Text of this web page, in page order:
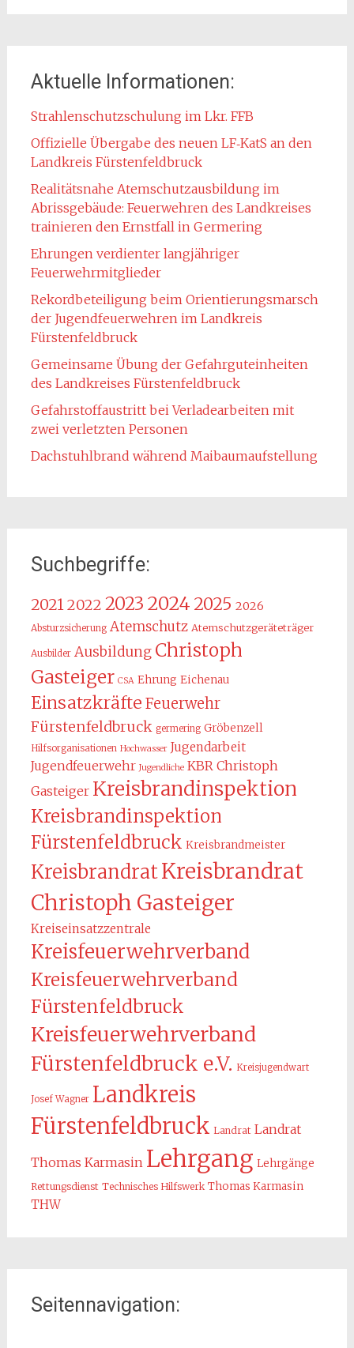
Aktuelle Informationen:
Strahlenschutzschulung im Lkr. FFB
Offizielle Übergabe des neuen LF‑KatS an den
Landkreis Fürstenfeldbruck
Realitätsnahe Atemschutzausbildung im
Abrissgebäude: Feuerwehren des Landkreises
trainieren den Ernstfall in Germering
Ehrungen verdienter langjähriger
Feuerwehrmitglieder
Rekordbeteiligung beim Orientierungsmarsch
der Jugendfeuerwehren im Landkreis
Fürstenfeldbruck
Gemeinsame Übung der Gefahrguteinheiten
des Landkreises Fürstenfeldbruck
Gefahrstoffaustritt bei Verladearbeiten mit
zwei verletzten Personen
Dachstuhlbrand während Maibaumaufstellung
Suchbegriffe:
20212022 2023 2024 2025 2026
Absturzsicherung Atemschutz Atemschutzgeräteträger
Ausbilder Ausbildung Christoph
Gasteiger CSA Ehrung Eichenau
Einsatzkräfte Feuerwehr
Fürstenfeldbruck germering Gröbenzell
Hilfsorganisationen Hochwasser Jugendarbeit
Jugendfeuerwehr Jugendliche KBR Christoph
Gasteiger Kreisbrandinspektion
Kreisbrandinspektion
Fürstenfeldbruck Kreisbrandmeister
KreisbrandratKreisbrandrat
Christoph Gasteiger
Kreiseinsatzzentrale
Kreisfeuerwehrverband
Kreisfeuerwehrverband
Fürstenfeldbruck
Kreisfeuerwehrverband
Fürstenfeldbruck e.V. Kreisjugendwart
Josef Wagner Landkreis
Fürstenfeldbruck Landrat Landrat
Thomas Karmasin Lehrgang Lehrgänge
Rettungsdienst Technisches Hilfswerk Thomas Karmasin
THW
Seitennavigation: